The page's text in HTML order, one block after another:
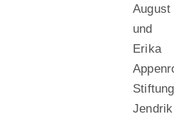
August
und
Erika
Stiftung
Jendrik